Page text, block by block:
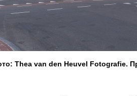
Thea van den Heuvel Fotografie.